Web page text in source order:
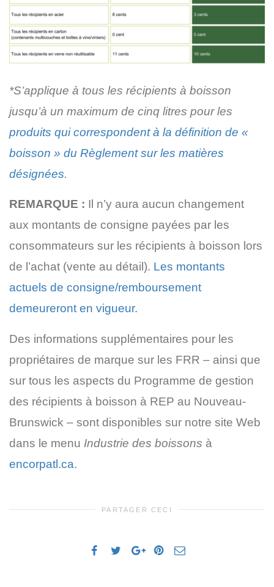
*S’applique à tous les récipients à boisson
jusqu’à un maximum de cinq litres pour les
produits qui correspondent à la définition de «
boisson » du Règlement sur les matières
désignées.
REMARQUE : Il n’y aura aucun changement
aux montants de consigne payées par les
consommateurs sur les récipients à boisson lors
de l’achat (vente au détail). Les montants
actuels de consigne/remboursement
demeureront en vigueur.
Des informations supplémentaires pour les
propriétaires de marque sur les FRR – ainsi que
sur tous les aspects du Programme de gestion
des récipients à boisson à REP au Nouveau-
Brunswick – sont disponibles sur notre site Web
dans le menu Industrie des boissons à
encorpatl.ca.
PARTAGER CECI